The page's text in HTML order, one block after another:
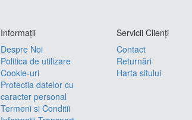
Informaţii
Despre Noi
Politica de utilizare
Cookie-uri
Protectia datelor cu
caracter personal
Termeni si Conditii
Servicii Clienţi
Contact
Returnări
Harta sitului